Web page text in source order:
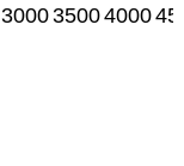
300035004000